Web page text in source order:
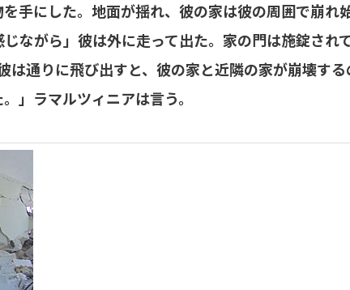
手にした。地面が揺れ、彼の家は彼の周囲で崩れ
ながら」彼は外に走って出た。家の門は施錠され
通りに飛び出すと、彼の家と近隣の家が崩壊す
」ラマルツィニアは言う。